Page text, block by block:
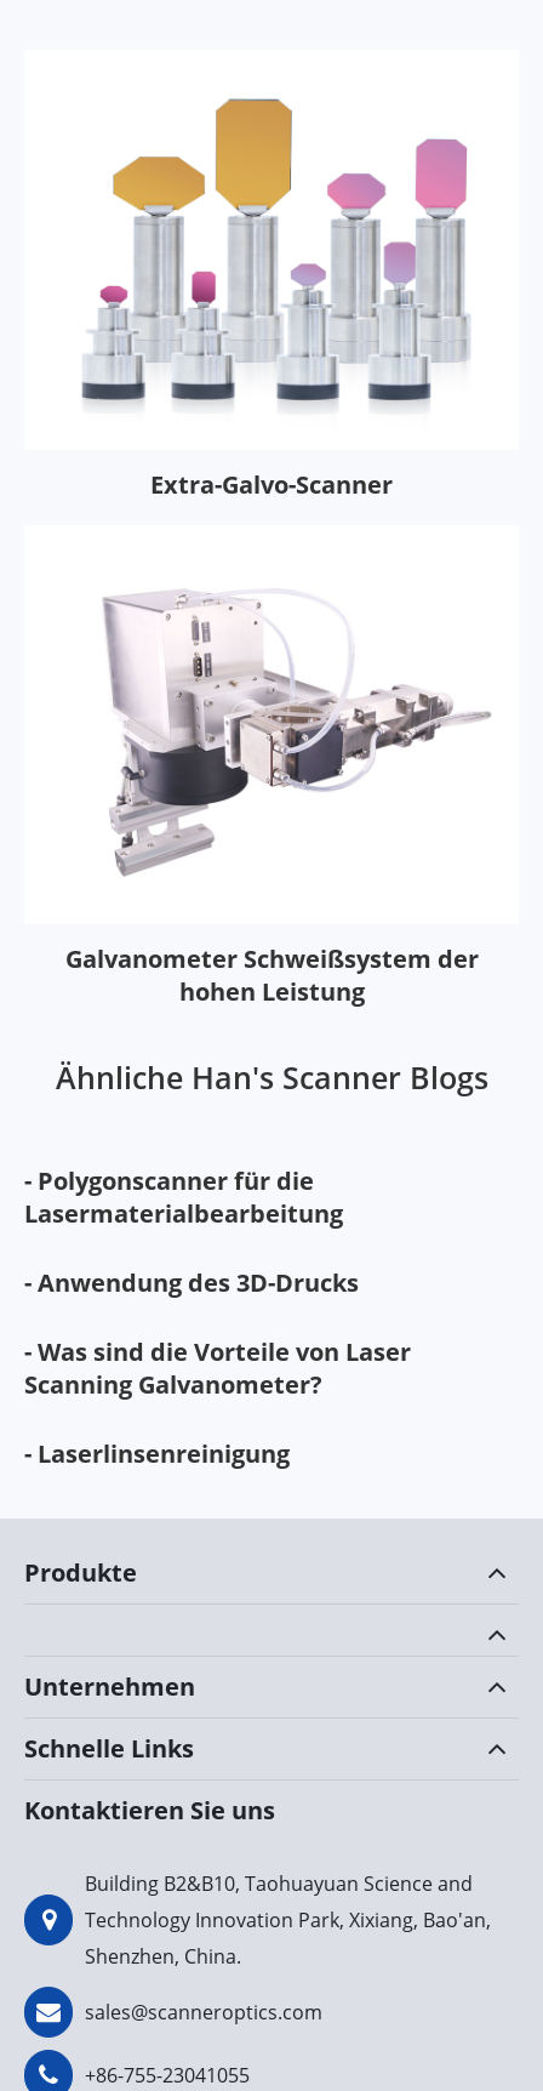
Extra-Galvo-Scanner
Galvanometer Schweißsystem der
hohen Leistung
Ähnliche Han's Scanner Blogs
- Polygonscanner für die
Lasermaterialbearbeitung
- Anwendung des 3D-Drucks
- Was sind die Vorteile von Laser
Scanning Galvanometer?
- Laserlinsenreinigung
Produkte
Unternehmen
Schnelle Links
Kontaktieren Sie uns
Building B2&B10, Taohuayuan Science and
Technology Innovation Park, Xixiang, Bao'an,
Shenzhen, China.
sales@scanneroptics.com
+86-755-23041055